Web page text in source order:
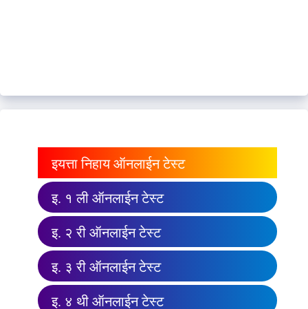
इयत्ता निहाय ऑनलाईन टेस्ट
इ. १ ली ऑनलाईन टेस्ट
इ. २ री ऑनलाईन टेस्ट
इ. ३ री ऑनलाईन टेस्ट
इ. ४ थी ऑनलाईन टेस्ट